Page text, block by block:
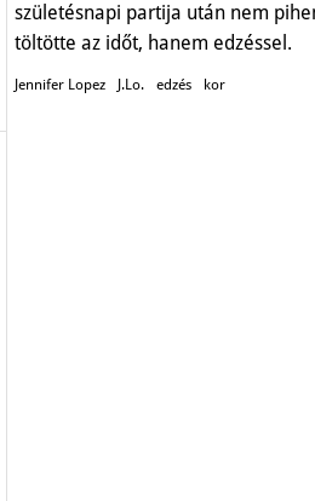
születésnapi partija után nem
töltötte az időt, hanem edzéssel.
Jennifer Lopez J.Lo. edzés kor